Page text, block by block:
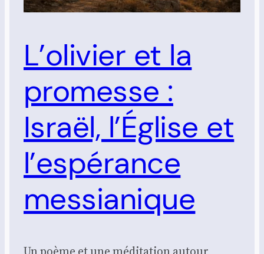
L’olivier et la
promesse :
Israël, l’Église et
l’espérance
messianique